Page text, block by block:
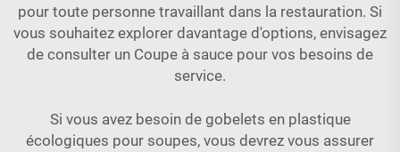
pour toute personne travaillant dans la restauration. Si
vous souhaitez explorer davantage d'options, envisagez
de consulter un Coupe à sauce pour vos besoins de
service.
Si vous avez besoin de gobelets en plastique
écologiques pour soupes, vous devrez vous assurer